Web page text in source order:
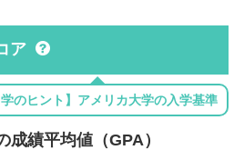
ア
学のヒント】アメリカ大学の入学基準
成績平均値（GPA）